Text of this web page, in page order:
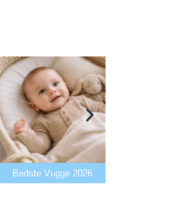
2026
Bedste Babyalarm